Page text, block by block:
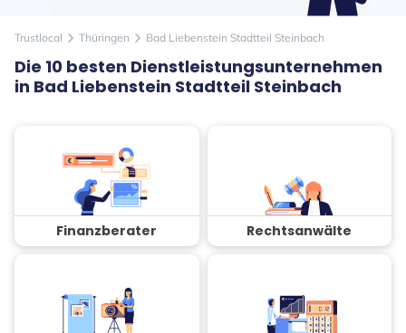
Trustlocal arrow_forward_ios Thüringen arrow_forward_ios Bad Liebenstein Stadtteil Steinbach
Die 10 besten Dienstleistungsunternehmen
in Bad Liebenstein Stadtteil Steinbach
Finanzberater Rechtsanwälte